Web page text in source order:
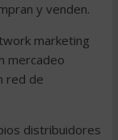
y venden.
marketing
mercadeo
red de
distribuidores